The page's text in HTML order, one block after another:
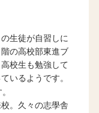
生徒が自習しに
の高校部東進ブ
校生も勉強して
いるようです。
。久々の志學舎